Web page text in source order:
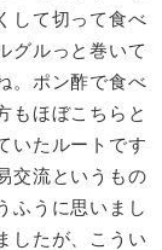
して切って食べ
グルっと巻いて
。ポン酢で食べ
もほぼこちらと
いたルートです
交流というもの
ふうに思いまし
したが、こうい